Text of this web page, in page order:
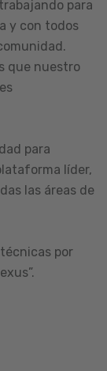
para
y con todos
que nuestro
para
líder,
las áreas de
por